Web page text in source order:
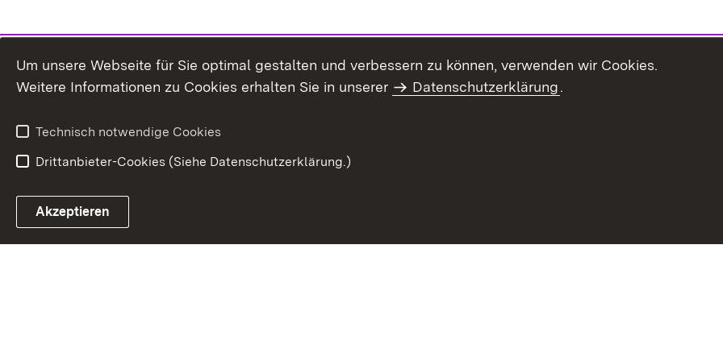
Um unsere Webseite für Sie optimal gestalten und verbessern zu können, verwenden wir Cookies.
Weitere Informationen zu Cookies erhalten Sie in unserer
Datenschutzerklärung.
Technisch notwendige Cookies
Drittanbieter-Cookies (Siehe Datenschutzerklärung.)
Akzeptieren